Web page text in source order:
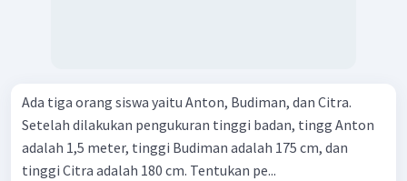
Ada tiga orang siswa yaitu Anton, Budiman, dan Citra.
Setelah dilakukan pengukuran tinggi badan, tingg Anton
adalah 1,5 meter, tinggi Budiman adalah 175 cm, dan
tinggi Citra adalah 180 cm. Tentukan pe...